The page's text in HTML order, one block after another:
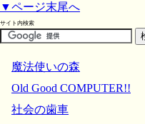
▼ページ末尾へ
サイト内検索
魔法使いの森
Old Good COMPUTER!!
社会の歯車